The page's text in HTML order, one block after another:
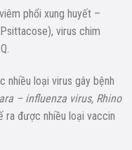
phổi xung huyết –
virus chim
nhiều loại virus gây bệnh
– influenza virus, Rhino
được nhiều loại vaccin